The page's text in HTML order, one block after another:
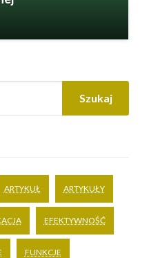
Szukaj
ARTYKUŁ ARTYKUŁY
EFEKTYWNOŚĆ
FUNKCJE